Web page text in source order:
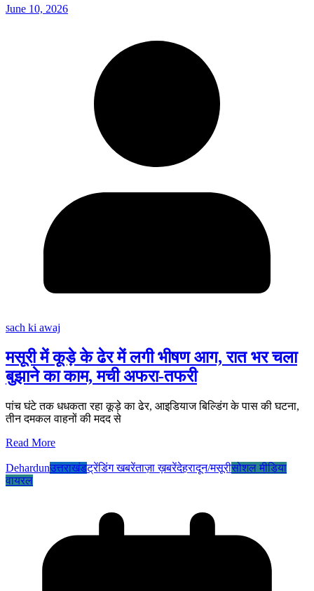
June 10, 2026
sach ki awaj
मसूरी में कूड़े के ढेर में लगी भीषण आग, रात भर चला
बुझाने का काम, मची अफरा-तफरी
पांच घंटे तक धधकता रहा कूड़े का ढेर, आइडियाज बिल्डिंग के पास की घटना,
तीन दमकल वाहनों की मदद से
Read More
Dehardunउत्तराखंडट्रेंडिंग खबरेंताज़ा ख़बरेंदेहरादून/मसूरीसोशल मीडिया
वायरल